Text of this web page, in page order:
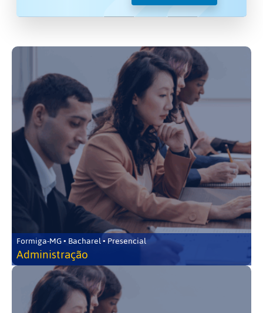
Formiga-MG • Bacharel • Presencial
Administração